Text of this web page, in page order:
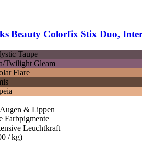
Beauty Colorfix Stix Duo,
Taupe
Twilight Gleam
Flare
& Lippen
Farbpigmente
Leuchtkraft
/ kg)